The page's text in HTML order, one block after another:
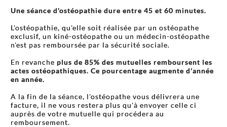
Une séance d'ostéopathie dure entre 45 et 60 minutes.
L'ostéopathie, qu'elle soit réalisée par un ostéopathe
exclusif, un kiné-ostéopathe ou un médecin-ostéopathe
n'est pas remboursée par la sécurité sociale.
En revanche plus de 85% des mutuelles remboursent les
actes ostéopathiques. Ce pourcentage augmente d'année
en année.
A la fin de la séance, l'ostéopathe vous délivrera une
facture, il ne vous restera plus qu'à envoyer celle ci
auprès de votre mutuelle qui procédera au
remboursement.